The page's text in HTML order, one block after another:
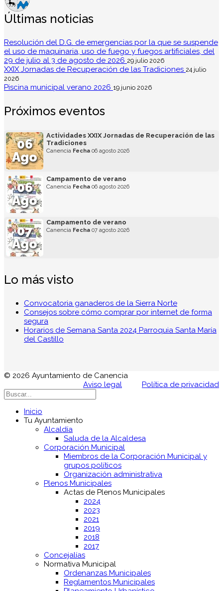
Últimas noticias
Resolución del D.G. de emergencias por la que se suspende
el uso de maquinaria, uso de fuego y fuegos artificiales, del
29 de julio al 3 de agosto de 2026 29 julio 2026
XXIX Jornadas de Recuperación de las Tradiciones 24 julio
2026
Piscina municipal verano 2026 19 junio 2026
Próximos eventos
06
Ago
Actividades XXIX Jornadas de Recuperación de las
Tradiciones
Canencia Fecha 06 agosto 2026
06
Ago
Campamento de verano
Canencia Fecha 06 agosto 2026
07
Ago
Campamento de verano
Canencia Fecha 07 agosto 2026
Lo más visto
Convocatoria ganaderos de la Sierra Norte
Consejos sobre cómo comprar por internet de forma
segura
Horarios de Semana Santa 2024 Parroquia Santa María
del Castillo
© 2026 Ayuntamiento de Canencia
Aviso legal
Política de privacidad
Inicio
Tu Ayuntamiento
Alcaldía
Saluda de la Alcaldesa
Corporación Municipal
Miembros de la Corporación Municipal y
grupos políticos
Organización administrativa
Plenos Municipales
Actas de Plenos Municipales
2024
2023
2021
2019
2018
2017
Concejalías
Normativa Municipal
Ordenanzas Municipales
Reglamentos Municipales